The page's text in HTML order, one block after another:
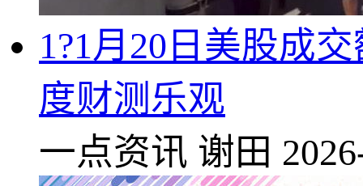
1?1月20日美股成
度财测乐观
一点资讯 谢田